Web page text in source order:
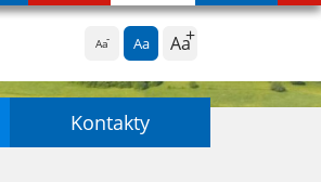
Aa Aa Aa
Kontakty